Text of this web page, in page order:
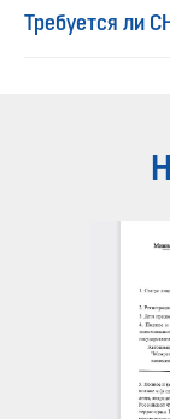
Требуется ли